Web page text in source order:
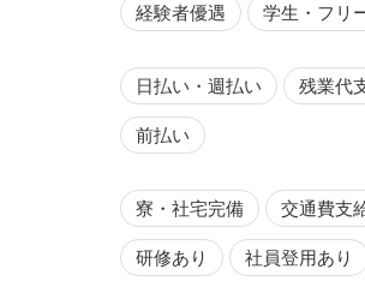
経験者優遇 学生・フリ
日払い・週払い 残業代
前払い
寮・社宅完備 交通費支
研修あり 社員登用あり